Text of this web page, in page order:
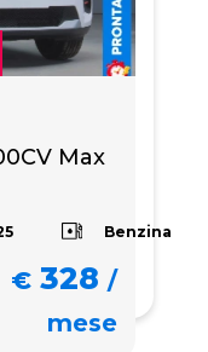
Max
Benzina
€ 328 /
mese